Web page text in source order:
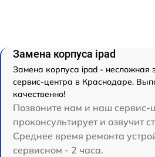
Замена корпуса ipad
Замена корпуса ipad - несложная
сервис-центра в Краснодаре.
качественно!
Позвоните нам и наш сервис-
проконсультирует и озвучит
Среднее время ремонта
сервисном - 2 часа.